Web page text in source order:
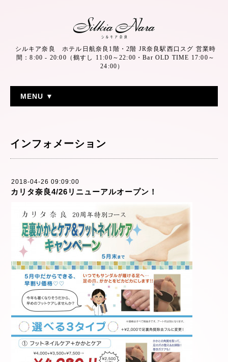
シルキア奈良 ホテル日航奈良1階・2階 JR奈良駅西口スグ 営業時
間：8:00 - 20:00（鶴すし 11:00～22:00・Bar OLD TIME 17:00～
24:00）
MENU ▼
インフォメーション
2018-04-26 09:09:00
カリタ奈良4/26リニューアルオープン！